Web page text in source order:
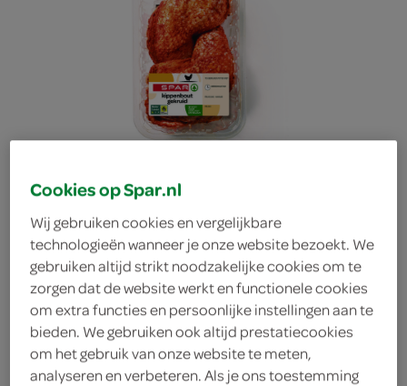
Spar kippenbouten
Cookies op Spar.nl
Wij gebruiken cookies en vergelijkbare
technologieën wanneer je onze website bezoekt. We
gebruiken altijd strikt noodzakelijke cookies om te
zorgen dat de website werkt en functionele cookies
om extra functies en persoonlijke instellingen aan te
bieden. We gebruiken ook altijd prestatiecookies
om het gebruik van onze website te meten,
analyseren en verbeteren. Als je ons toestemming